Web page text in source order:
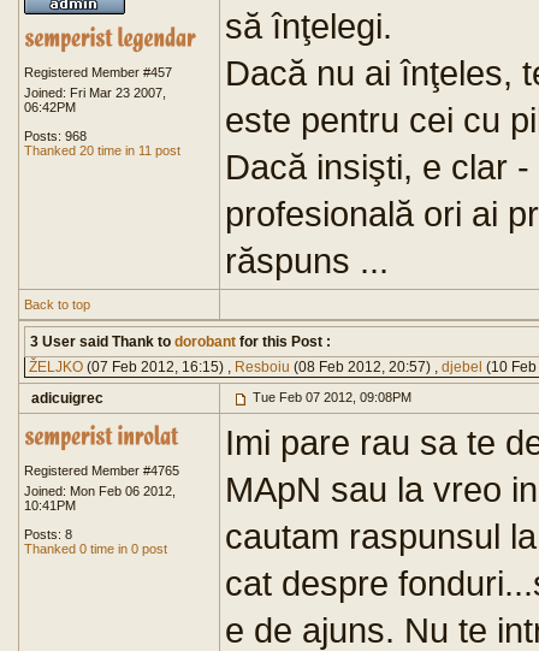
Registered Member #457
Joined: Fri Mar 23 2007,
06:42PM
Posts: 968
Thanked 20 time in 11 post
să înţelegi.
Dacă nu ai înţeles,
este pentru cei cu
Dacă insişti, e clar
profesională ori ai
răspuns ...
Back to top
3 User said Thank to dorobant for this Post :
ŽELJKO (07 Feb 2012, 16:15) , Resboiu (08 Feb 2012, 20:57) , djebel (10
adicuigrec
Tue Feb 07 2012, 09:08PM
Registered Member #4765
Joined: Mon Feb 06 2012,
10:41PM
Posts: 8
Thanked 0 time in 0 post
Imi pare rau sa te
MApN sau la vreo
cautam raspunsul
cat despre
e de ajuns. Nu te